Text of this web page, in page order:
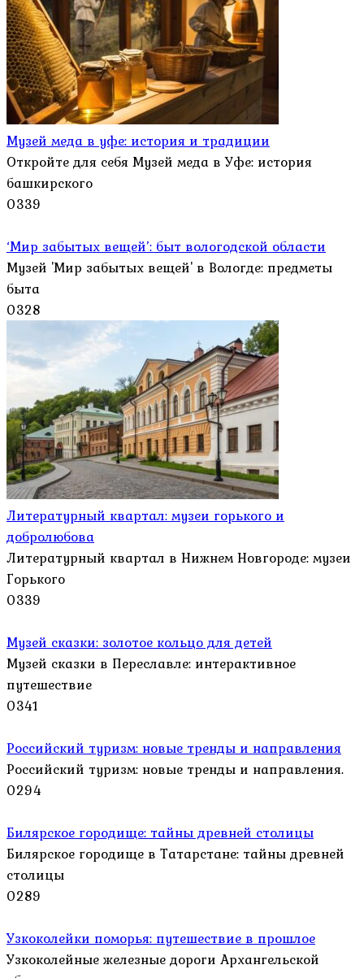
Музей меда в уфе: история и традиции
Откройте для себя Музей меда в Уфе: история
башкирского
0339
‘Мир забытых вещей’: быт вологодской области
Музей 'Мир забытых вещей' в Вологде: предметы
быта
0328
Литературный квартал: музеи горького и
добролюбова
Литературный квартал в Нижнем Новгороде: музеи
Горького
0339
Музей сказки: золотое кольцо для детей
Музей сказки в Переславле: интерактивное
путешествие
0341
Российский туризм: новые тренды и направления
Российский туризм: новые тренды и направления.
0294
Билярское городище: тайны древней столицы
Билярское городище в Татарстане: тайны древней
столицы
0289
Узкоколейки поморья: путешествие в прошлое
Узкоколейные железные дороги Архангельской